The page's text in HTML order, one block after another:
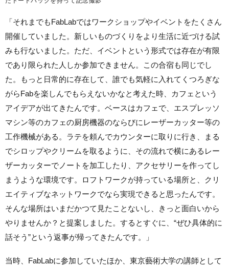
「それまでもFabLabではワークショップやイベントをたくさん
開催していました。 新しいものづくりをより生活に近づける試
みも行ないました。 ただ、 イベントという形式では存在が有限
であり限られた人しか参加でき ません。この合宿も同じでし
た。もっと日常的に存在して、 誰でも気軽に入れてくつろぎな
がらFabを楽しんでもらえないかなと考えた時、カフェという
アイデアが出てきたんです。ベースはカフェで、エスプレッソ
マシン等のカフェの厨房機器のならびにレーザーカッター等の
工作機械がある。ラテを頼んでカウンターに取りに行き、まる
でシロップやクリームを取るように、その流れで横にあるレー
ザーカッターでノートを加工したり、アクセサリーを作ってし
まうような環境です。ロフトワークが持っている場所と、
クリ
エイティブなネットワークでなら実現できると思ったんです。
そんな場所はいまだかつて見たことないし、
きっと面白いから
やりませんか？と提案しました。するとすぐに、 “ぜひ具体的に
話そう”という返事が帰ってきたんです。」
当時、FabLabに参加していたほか、 東京藝術大学の講師として